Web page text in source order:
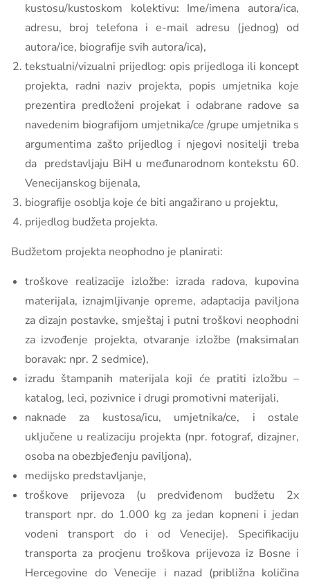
kustosu/kustoskom kolektivu: Ime/imena autora/ica,
adresu, broj telefona i e-mail adresu (jednog) od
autora/ice, biografije svih autora/ica),
tekstualni/vizualni prijedlog: opis prijedloga ili koncept
projekta, radni naziv projekta, popis umjetnika koje
prezentira predloženi projekat i odabrane radove sa
navedenim biografijom umjetnika/ce /grupe umjetnika s
argumentima zašto prijedlog i njegovi nositelji treba
da predstavljaju BiH u međunarodnom kontekstu 60.
Venecijanskog bijenala,
biografije osoblja koje će biti angažirano u projektu,
prijedlog budžeta projekta.
Budžetom projekta neophodno je planirati:
troškove realizacije izložbe: izrada radova, kupovina
materijala, iznajmljivanje opreme, adaptacija paviljona
za dizajn postavke, smještaj i putni troškovi neophodni
za izvođenje projekta, otvaranje izložbe (maksimalan
boravak: npr. 2 sedmice),
izradu štampanih materijala koji će pratiti izložbu –
katalog, leci, pozivnice i drugi promotivni materijali,
naknade za kustosa/icu, umjetnika/ce, i ostale
uključene u realizaciju projekta (npr. fotograf, dizajner,
osoba na obezbjeđenju paviljona),
medijsko predstavljanje,
troškove prijevoza (u predviđenom budžetu 2x
transport npr. do 1.000 kg za jedan kopneni i jedan
vodeni transport do i od Venecije). Specifikaciju
transporta za procjenu troškova prijevoza iz Bosne i
Hercegovine do Venecije i nazad (približna količina